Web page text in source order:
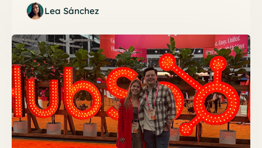
Lea Sánchez